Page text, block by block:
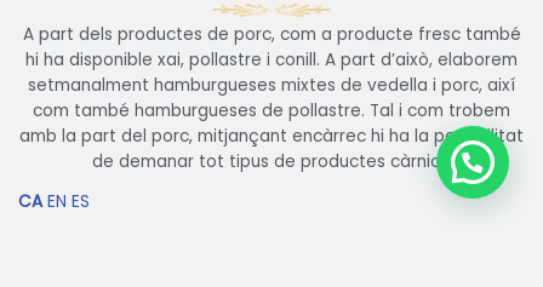
A part dels productes de porc, com a producte fresc també
hi ha disponible xai, pollastre i conill. A part d’això, elaborem
setmanalment hamburgueses mixtes de vedella i porc, així
com també hamburgueses de pollastre. Tal i com trobem
amb la part del porc, mitjançant encàrrec hi ha la possibilitat
de demanar tot tipus de productes càrnics.
CA EN ES